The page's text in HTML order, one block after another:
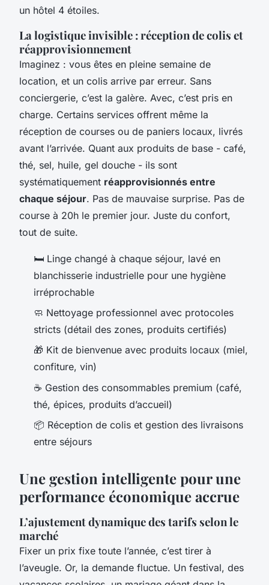
un hôtel 4 étoiles.
La logistique invisible : réception de colis et
réapprovisionnement
Imaginez : vous êtes en pleine semaine de
location, et un colis arrive par erreur. Sans
conciergerie, c’est la galère. Avec, c’est pris en
charge. Certains services offrent même la
réception de courses ou de paniers locaux, livrés
avant l’arrivée. Quant aux produits de base - café,
thé, sel, huile, gel douche - ils sont
systématiquement réapprovisionnés entre
chaque séjour. Pas de mauvaise surprise. Pas de
course à 20h le premier jour. Juste du confort,
tout de suite.
🛏️ Linge changé à chaque séjour, lavé en
blanchisserie industrielle pour une hygiène
irréprochable
🧼 Nettoyage professionnel avec protocoles
stricts (détail des zones, produits certifiés)
🎁 Kit de bienvenue avec produits locaux (miel,
confiture, vin)
☕ Gestion des consommables premium (café,
thé, épices, produits d’accueil)
📦 Réception de colis et gestion des livraisons
entre séjours
Une gestion intelligente pour une
performance économique accrue
L’ajustement dynamique des tarifs selon le
marché
Fixer un prix fixe toute l’année, c’est tirer à
l’aveugle. Or, la demande fluctue. Un festival, des